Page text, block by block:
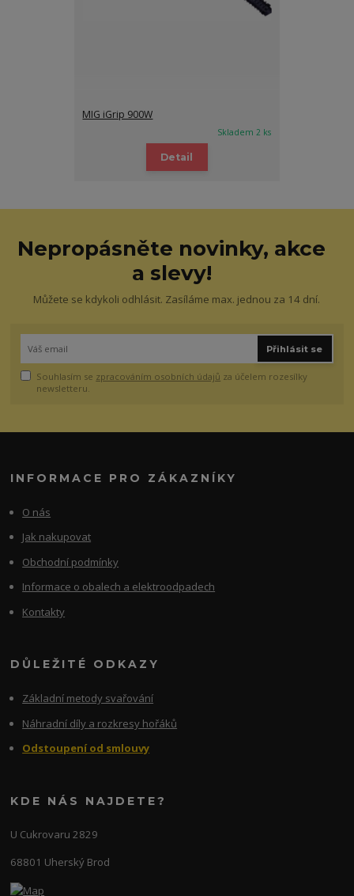
MIG iGrip 900W
Skladem 2 ks
Detail
Nepropásněte novinky, akce
a slevy!
Můžete se kdykoli odhlásit. Zasíláme max. jednou za 14 dní.
Přihlásit se
Souhlasím se zpracováním osobních údajů za účelem rozesílky
newsletteru.
INFORMACE PRO ZÁKAZNÍKY
O nás
Jak nakupovat
Obchodní podmínky
Informace o obalech a elektroodpadech
Kontakty
DŮLEŽITÉ ODKAZY
Základní metody svařování
Náhradní díly a rozkresy hořáků
Odstoupení od smlouvy
KDE NÁS NAJDETE?
U Cukrovaru 2829
68801 Uherský Brod